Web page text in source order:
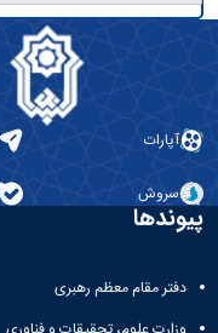
آپارات
سروش
پیوندها
دفتر مقام معظم رهبری